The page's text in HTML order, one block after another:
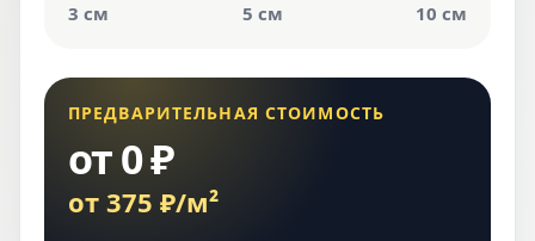
3 см 5 см 10 см
ПРЕДВАРИТЕЛЬНАЯ СТОИМОСТЬ
от 0 ₽
от 375 ₽/м²